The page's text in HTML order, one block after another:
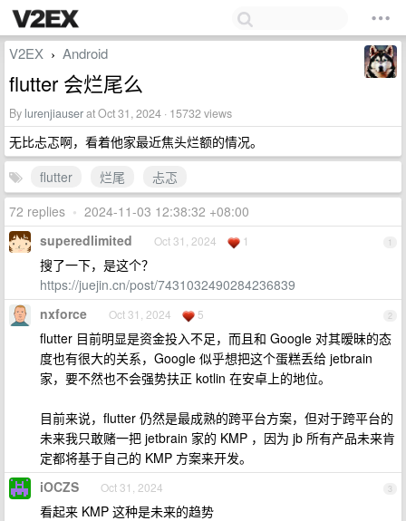
V2EX › Android
flutter 会烂尾么
By lurenjiauserat Oct 31, 2024 · 15732 views
无比忐忑啊，看着他家最近焦头烂额的情况。
flutter
烂尾
忐忑
72 replies • 2024-11-03 12:38:32 +08:00
1
superedlimited Oct 31, 2024 1
搜了一下，是这个？
https://juejin.cn/post/7431032490284236839
2
nxforce Oct 31, 2024 5
flutter 目前明显是资金投入不足，而且和 Google 对其暧昧的态
度也有很大的关系，Google 似乎想把这个蛋糕丢给 jetbrain
家，要不然也不会强势扶正 kotlin 在安卓上的地位。
目前来说，flutter 仍然是最成熟的跨平台方案，但对于跨平台的
未来我只敢赌一把 jetbrain 家的 KMP ，因为 jb 所有产品未来肯
定都将基于自己的 KMP 方案来开发。
3
iOCZS Oct 31, 2024
看起来 KMP 这种是未来的趋势